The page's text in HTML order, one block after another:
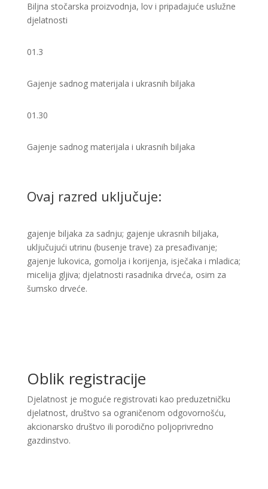
Biljna stočarska proizvodnja, lov i pripadajuće uslužne
djelatnosti
01.3
Gajenje sadnog materijala i ukrasnih biljaka
01.30
Gajenje sadnog materijala i ukrasnih biljaka
Ovaj razred uključuje:
gajenje biljaka za sadnju; gajenje ukrasnih biljaka,
uključujući utrinu (busenje trave) za presađivanje;
gajenje lukovica, gomolja i korijenja, isječaka i mladica;
micelija gljiva; djelatnosti rasadnika drveća, osim za
šumsko drveće.
Oblik registracije
Djelatnost je moguće registrovati kao preduzetničku
djelatnost, društvo sa ograničenom odgovornošću,
akcionarsko društvo ili porodično poljoprivredno
gazdinstvo.